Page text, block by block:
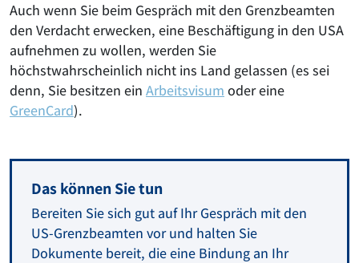
Auch wenn Sie beim Gespräch mit den Grenzbeamten
den Verdacht erwecken, eine Beschäftigung in den USA
aufnehmen zu wollen, werden Sie
höchstwahrscheinlich nicht ins Land gelassen (es sei
denn, Sie besitzen ein Arbeitsvisum oder eine
GreenCard).
Das können Sie tun
Bereiten Sie sich gut auf Ihr Gespräch mit den
US-Grenzbeamten vor und halten Sie
Dokumente bereit, die eine Bindung an Ihr